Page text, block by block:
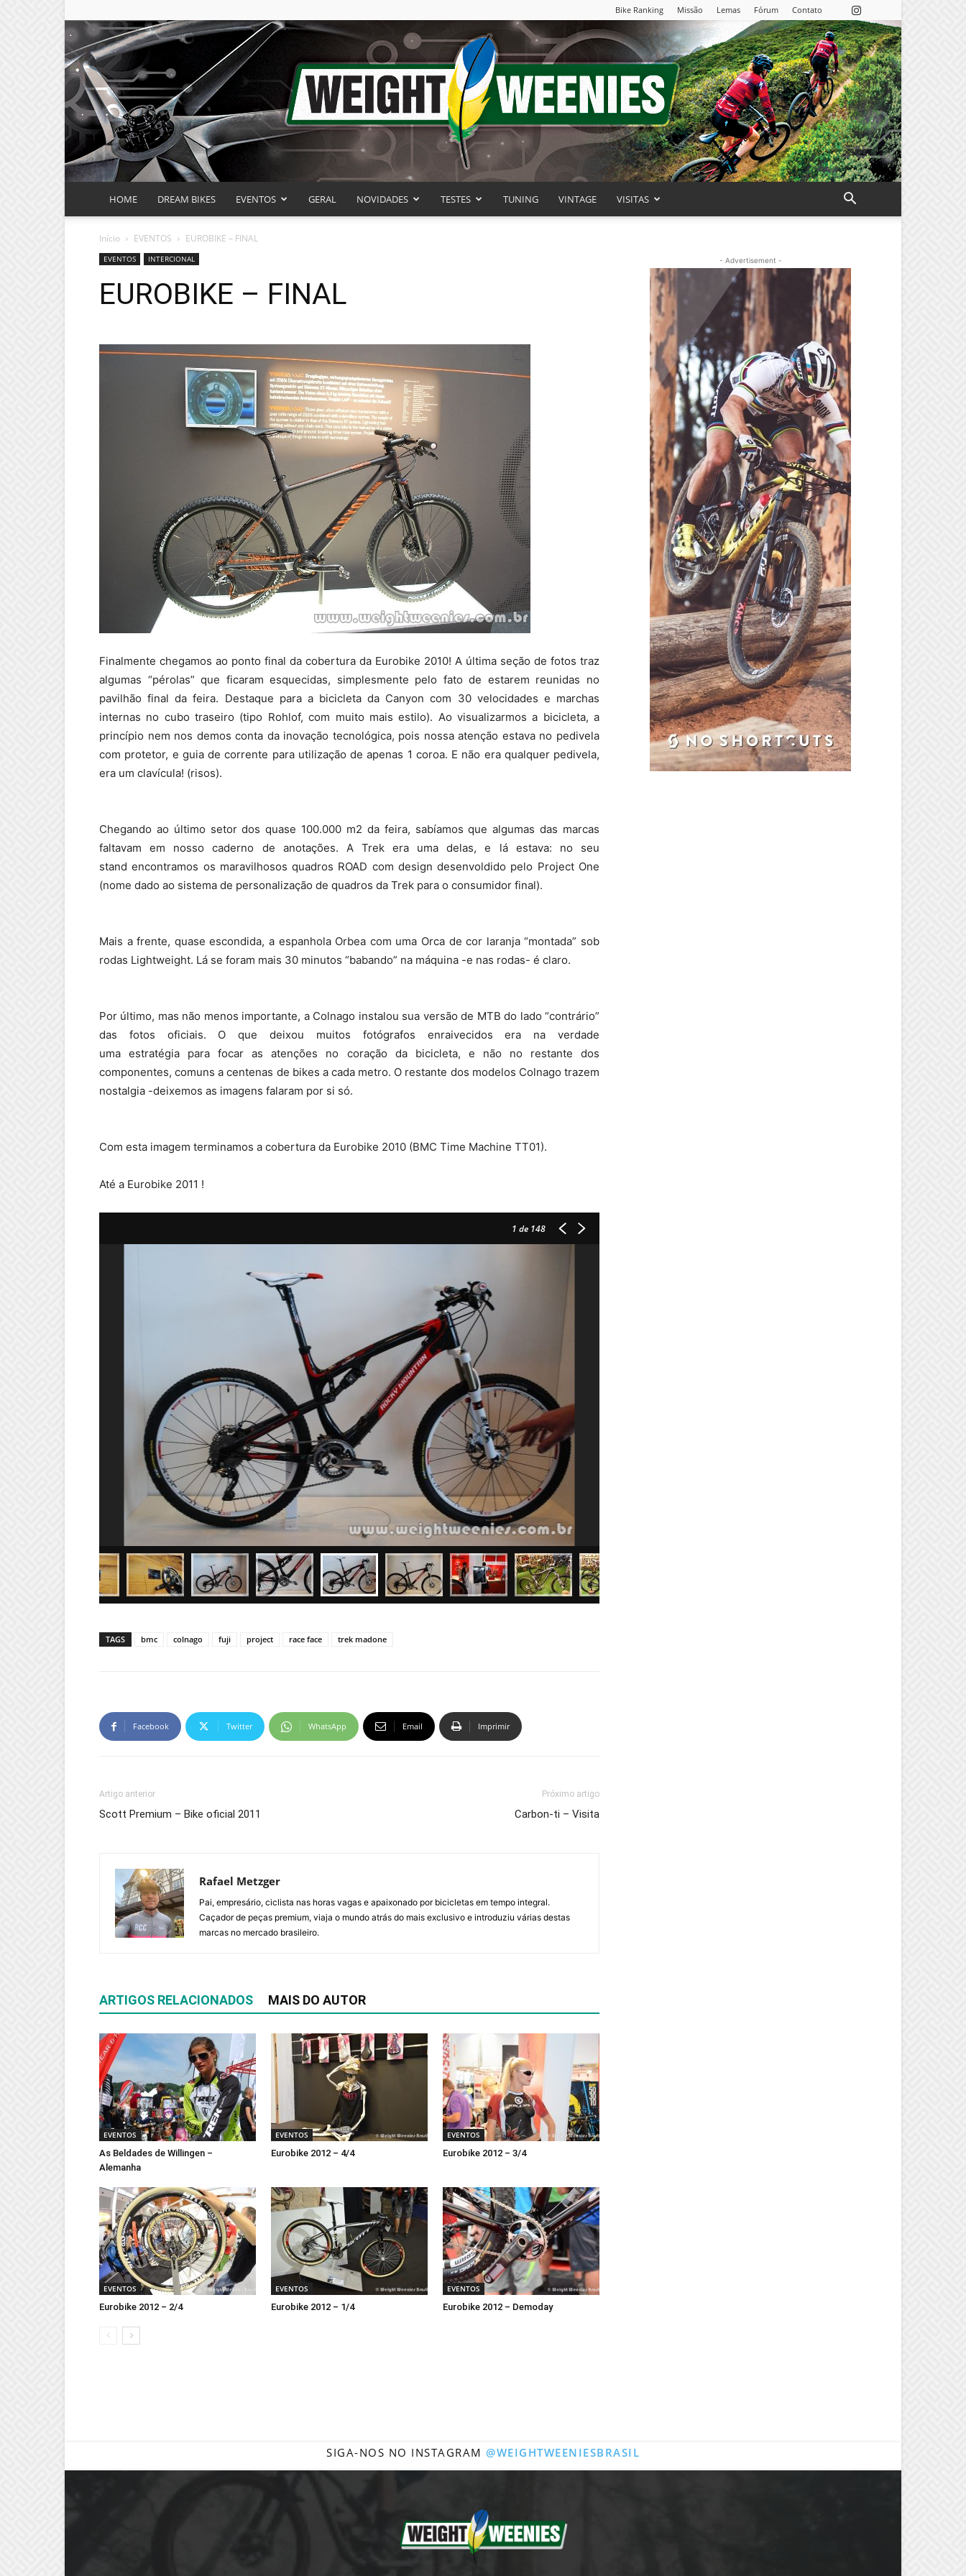
Bike Ranking Missão Lemas Fórum Contato
Portal
de
Notícias
HOME DREAM BIKES EVENTOS GERAL NOVIDADES TESTES TUNING VINTAGE VISITAS
Início EVENTOS EUROBIKE – FINAL
EVENTOS INTERCIONAL
EUROBIKE – FINAL
Finalmente chegamos ao ponto final da cobertura da Eurobike 2010! A última seção de fotos traz
algumas “pérolas” que ficaram esquecidas, simplesmente pelo fato de estarem reunidas no
pavilhão final da feira. Destaque para a bicicleta da Canyon com 30 velocidades e marchas
internas no cubo traseiro (tipo Rohlof, com muito mais estilo). Ao visualizarmos a bicicleta, a
princípio nem nos demos conta da inovação tecnológica, pois nossa atenção estava no pedivela
com protetor, e guia de corrente para utilização de apenas 1 coroa. E não era qualquer pedivela,
era um clavícula! (risos).
Chegando ao último setor dos quase 100.000 m2 da feira, sabíamos que algumas das marcas
faltavam em nosso caderno de anotações. A Trek era uma delas, e lá estava: no seu
stand encontramos os maravilhosos quadros ROAD com design desenvoldido pelo Project One
(nome dado ao sistema de personalização de quadros da Trek para o consumidor final).
Mais a frente, quase escondida, a espanhola Orbea com uma Orca de cor laranja “montada” sob
rodas Lightweight. Lá se foram mais 30 minutos “babando” na máquina -e nas rodas- é claro.
Por último, mas não menos importante, a Colnago instalou sua versão de MTB do lado “contrário”
das fotos oficiais. O que deixou muitos fotógrafos enraivecidos era na verdade
uma estratégia para focar as atenções no coração da bicicleta, e não no restante dos
componentes, comuns a centenas de bikes a cada metro. O restante dos modelos Colnago trazem
nostalgia -deixemos as imagens falaram por si só.
Com esta imagem terminamos a cobertura da Eurobike 2010 (BMC Time Machine TT01).
Até a Eurobike 2011 !
1 de 148
TAGS bmc colnago fuji project race face trek madone
Facebook Twitter WhatsApp Email Imprimir
Artigo anterior
Scott Premium – Bike oficial 2011
Próximo artigo
Carbon-ti – Visita
Rafael Metzger
Pai, empresário, ciclista nas horas vagas e apaixonado por bicicletas em tempo integral.
Caçador de peças premium, viaja o mundo atrás do mais exclusivo e introduziu várias destas
marcas no mercado brasileiro.
ARTIGOS RELACIONADOS MAIS DO AUTOR
EVENTOS
As Beldades de Willingen –
Alemanha
EVENTOS
Eurobike 2012 – 4/4
EVENTOS
Eurobike 2012 – 3/4
EVENTOS
Eurobike 2012 – 2/4
EVENTOS
Eurobike 2012 – 1/4
EVENTOS
Eurobike 2012 – Demoday
- Advertisement -
SIGA-NOS NO INSTAGRAM @WEIGHTWEENIESBRASIL